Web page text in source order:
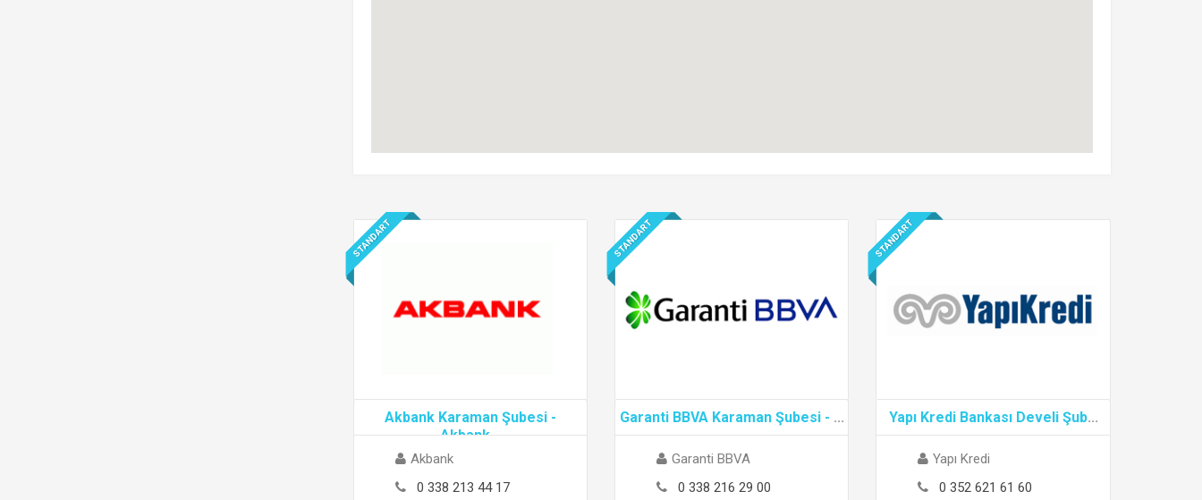
STANDART
Akbank Karaman Şubesi -
Akbank...
Akbank
0 338 213 44 17
STANDART
Garanti BBVA Karaman Şubesi - ...
Garanti BBVA
0 338 216 29 00
STANDART
Yapı Kredi Bankası Develi Şub...
Yapı Kredi
0 352 621 61 60